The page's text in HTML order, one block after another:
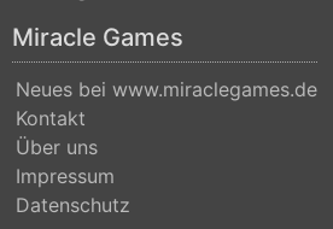
Decks:
Divine
vs.
Demonic
Duel
Decks:
Miracle Games
Neues bei www.miraclegames.de
Kontakt
Über uns
Impressum
Datenschutz